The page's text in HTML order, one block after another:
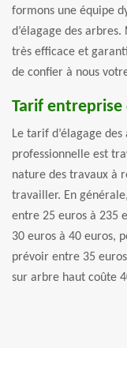
formons une équipe
d’élagage des
très efficace et
de confier à nous
Tarif entreprise
Le tarif d’élagage
professionnelle est
nature des travaux à
travailler. En
entre 25 euros à 235
30 euros à 40 euros,
prévoir entre 35
sur arbre haut coûte